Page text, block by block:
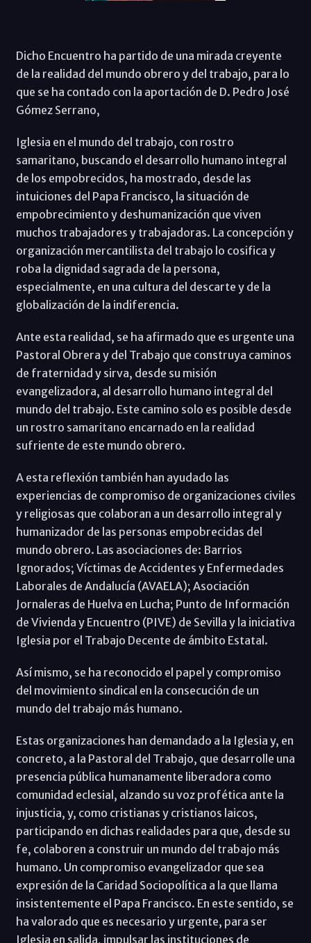
Dicho Encuentro ha partido de una mirada creyente
de la realidad del mundo obrero y del trabajo, para lo
que se ha contado con la aportación de D. Pedro José
Gómez Serrano,
Iglesia en el mundo del trabajo, con rostro
samaritano, buscando el desarrollo humano integral
de los empobrecidos, ha mostrado, desde las
intuiciones del Papa Francisco, la situación de
empobrecimiento y deshumanización que viven
muchos trabajadores y trabajadoras. La concepción y
organización mercantilista del trabajo lo cosifica y
roba la dignidad sagrada de la persona,
especialmente, en una cultura del descarte y de la
globalización de la indiferencia.
Ante esta realidad, se ha afirmado que es urgente una
Pastoral Obrera y del Trabajo que construya caminos
de fraternidad y sirva, desde su misión
evangelizadora, al desarrollo humano integral del
mundo del trabajo. Este camino solo es posible desde
un rostro samaritano encarnado en la realidad
sufriente de este mundo obrero.
A esta reflexión también han ayudado las
experiencias de compromiso de organizaciones civiles
y religiosas que colaboran a un desarrollo integral y
humanizador de las personas empobrecidas del
mundo obrero. Las asociaciones de: Barrios
Ignorados; Víctimas de Accidentes y Enfermedades
Laborales de Andalucía (AVAELA); Asociación
Jornaleras de Huelva en Lucha; Punto de Información
de Vivienda y Encuentro (PIVE) de Sevilla y la iniciativa
Iglesia por el Trabajo Decente de ámbito Estatal.
Así mismo, se ha reconocido el papel y compromiso
del movimiento sindical en la consecución de un
mundo del trabajo más humano.
Estas organizaciones han demandado a la Iglesia y, en
concreto, a la Pastoral del Trabajo, que desarrolle una
presencia pública humanamente liberadora como
comunidad eclesial, alzando su voz profética ante la
injusticia, y, como cristianas y cristianos laicos,
participando en dichas realidades para que, desde su
fe, colaboren a construir un mundo del trabajo más
humano. Un compromiso evangelizador que sea
expresión de la Caridad Sociopolítica a la que llama
insistentemente el Papa Francisco. En este sentido, se
ha valorado que es necesario y urgente, para ser
Iglesia en salida, impulsar las instituciones de